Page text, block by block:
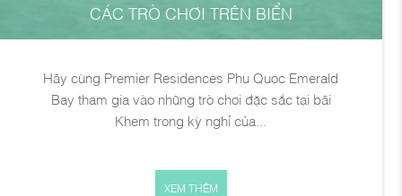
CÁC TRÒ CHƠI TRÊN BIỂN
Hãy cùng Premier Residences Phu Quoc Emerald
Bay tham gia vào những trò chơi đặc sắc tại bãi
Khem trong kỳ nghỉ của...
XEM THÊM